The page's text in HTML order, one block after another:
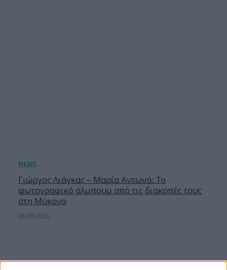
Γιώργος Λιάγκας – Μαρία Αντωνά: Το
φωτογραφικό άλμπουμ από τις διακοπές τους
στη Μύκονο
06.08.2026